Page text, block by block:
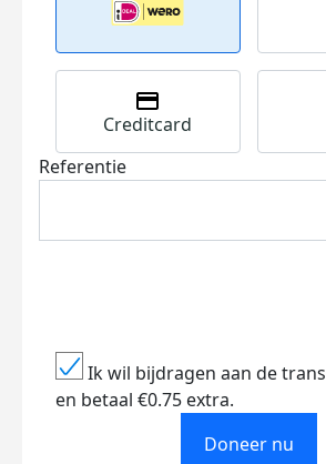
Creditcard
Referentie
Ik wil bijdragen aan de
en betaal €0.75 extra.
Doneer nu